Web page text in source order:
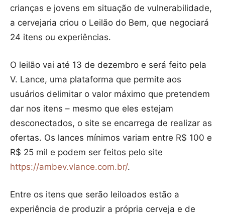
crianças e jovens em situação de vulnerabilidade,
a cervejaria criou o Leilão do Bem, que negociará
24 itens ou experiências.
O leilão vai até 13 de dezembro e será feito pela
V. Lance, uma plataforma que permite aos
usuários delimitar o valor máximo que pretendem
dar nos itens – mesmo que eles estejam
desconectados, o site se encarrega de realizar as
ofertas. Os lances mínimos variam entre R$ 100 e
R$ 25 mil e podem ser feitos pelo site
https://ambev.vlance.com.br/.
Entre os itens que serão leiloados estão a
experiência de produzir a própria cerveja e de